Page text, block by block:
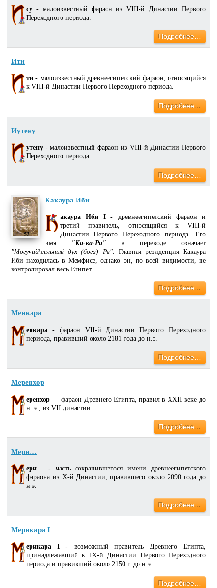
су - малоизвестный фараон из VIII-й Династии Первого
Переходного периода.
Подробнее…
Ити
ти - малоизвестный древнеегипетский фараон, относящийся
к VIII-й Династии Первого Переходного периода.
Подробнее…
Иутену
утену - малоизвестный фараон из VIII-й Династии Первого
Переходного периода.
Подробнее…
Какаура Иби
акаура Иби I - древнеегипетский фараон и
третий правитель, относящийся к VIII-й
Династии Первого Переходного периода. Его
имя
"Ка-ка-Ра" в переводе означает
"Могучий\сильный дух (бога) Ра". Главная резиденция Какаура
Иби находилась в Мемфисе, однако он, по всей видимости, не
контролировал весь Египет.
Подробнее…
Менкара
енкара - фараон VII-й Династии Первого Переходного
периода, правивший около 2181 года до н.э.
Подробнее…
Меренхор
еренхор — фараон Древнего Египта, правил в XXII веке до
н. э., из VII династии.
Подробнее…
Мери…
ери… - часть сохранившегося имени древнеегипетского
фараона из X-й Династии, правившего около 2090 года до
н.э.
Подробнее…
Мерикара I
ерикара I - возможный правитель Древнего Египта,
принадлежавший к IX-й Династии Первого Переходного
периода и правивший около 2150 г. до н.э.
Подробнее…